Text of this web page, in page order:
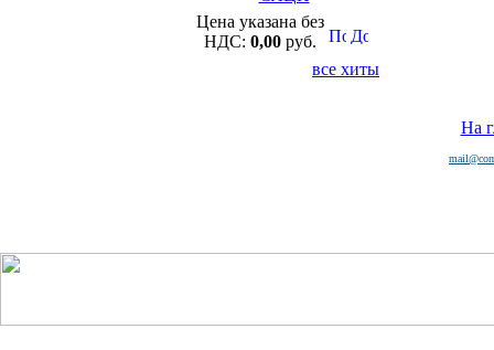
Цена указана без
НДС: 0,00 руб.
все хиты
На